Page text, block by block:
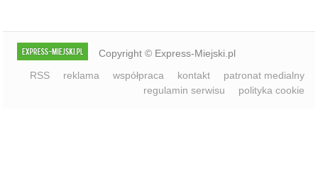
Copyright © Express-Miejski.pl
RSS
reklama współpraca kontakt
patronat medialny
regulamin serwisu
polityka cookie